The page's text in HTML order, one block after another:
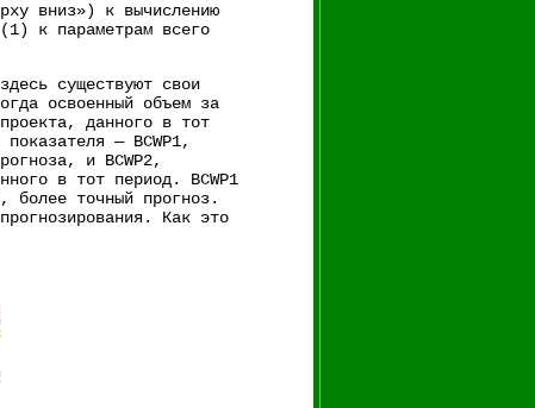
вниз») к вычислению
к параметрам всего
существуют свои
освоенный объем за
данного в тот
— BCWP1,
и BCWP2,
в тот период. BCWP1
более точный прогноз.
Как это